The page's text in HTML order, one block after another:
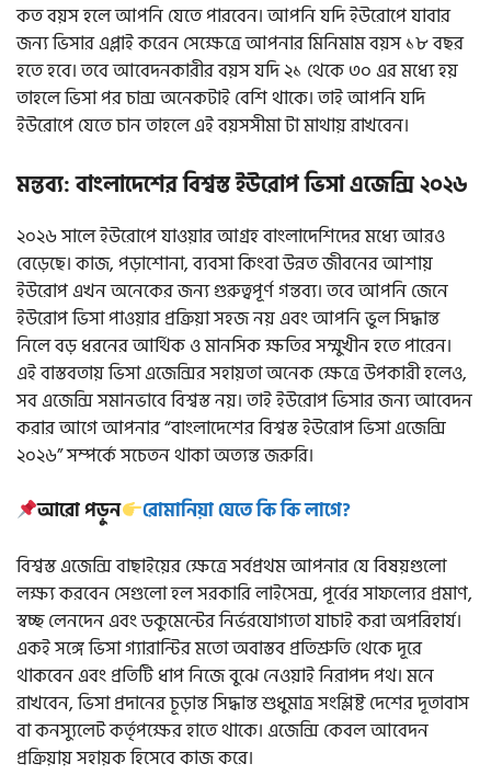
কত বয়স হলে আপনি যেতে পারবেন। আপনি যদি ইউরোপে যাবার
জন্য ভিসার এপ্লাই করেন সেক্ষেত্রে আপনার মিনিমাম বয়স ১৮ বছর
হতে হবে। তবে আবেদনকারীর বয়স যদি ২১ থেকে ৩০ এর মধ্যে হয়
তাহলে ভিসা পর চান্স অনেকটাই বেশি থাকে। তাই আপনি যদি
ইউরোপে যেতে চান তাহলে এই বয়সসীমা টা মাথায় রাখবেন।
মন্তব্য: বাংলাদেশের বিশ্বস্ত ইউরোপ ভিসা এজেন্সি ২০২৬
২০২৬ সালে ইউরোপে যাওয়ার আগ্রহ বাংলাদেশিদের মধ্যে আরও
বেড়েছে। কাজ, পড়াশোনা, ব্যবসা কিংবা উন্নত জীবনের আশায়
ইউরোপ এখন অনেকের জন্য গুরুত্বপূর্ণ গন্তব্য। তবে আপনি জেনে
ইউরোপ ভিসা পাওয়ার প্রক্রিয়া সহজ নয় এবং আপনি ভুল সিদ্ধান্ত
নিলে বড় ধরনের আর্থিক ও মানসিক ক্ষতির সম্মুখীন হতে পারেন।
এই বাস্তবতায় ভিসা এজেন্সির সহায়তা অনেক ক্ষেত্রে উপকারী হলেও,
সব এজেন্সি সমানভাবে বিশ্বস্ত নয়। তাই ইউরোপ ভিসার জন্য আবেদন
করার আগে আপনার “বাংলাদেশের বিশ্বস্ত ইউরোপ ভিসা এজেন্সি
২০২৬” সম্পর্কে সচেতন থাকা অত্যন্ত জরুরি।
আরো পড়ুন
রোমানিয়া যেতে কি কি লাগে?
বিশ্বস্ত এজেন্সি বাছাইয়ের ক্ষেত্রে সর্বপ্রথম আপনার যে বিষয়গুলো
লক্ষ্য করবেন সেগুলো হল সরকারি লাইসেন্স, পূর্বের সাফল্যের প্রমাণ,
স্বচ্ছ লেনদেন এবং ডকুমেন্টের নির্ভরযোগ্যতা যাচাই করা অপরিহার্য।
একই সঙ্গে ভিসা গ্যারান্টির মতো অবাস্তব প্রতিশ্রুতি থেকে দূরে
থাকবেন এবং প্রতিটি ধাপ নিজে বুঝে নেওয়াই নিরাপদ পথ। মনে
রাখবেন, ভিসা প্রদানের চূড়ান্ত সিদ্ধান্ত শুধুমাত্র সংশ্লিষ্ট দেশের দূতাবাস
বা কনস্যুলেট কর্তৃপক্ষের হাতে থাকে। এজেন্সি কেবল আবেদন
প্রক্রিয়ায় সহায়ক হিসেবে কাজ করে।